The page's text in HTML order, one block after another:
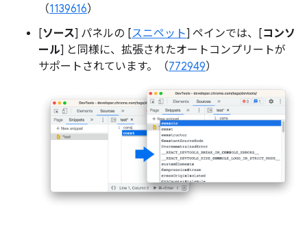
（1139616）
[ソース] パネルの [スニペット] ペインでは、[コンソ
ール] と同様に、拡張されたオートコンプリートが
サポートされています。（772949）